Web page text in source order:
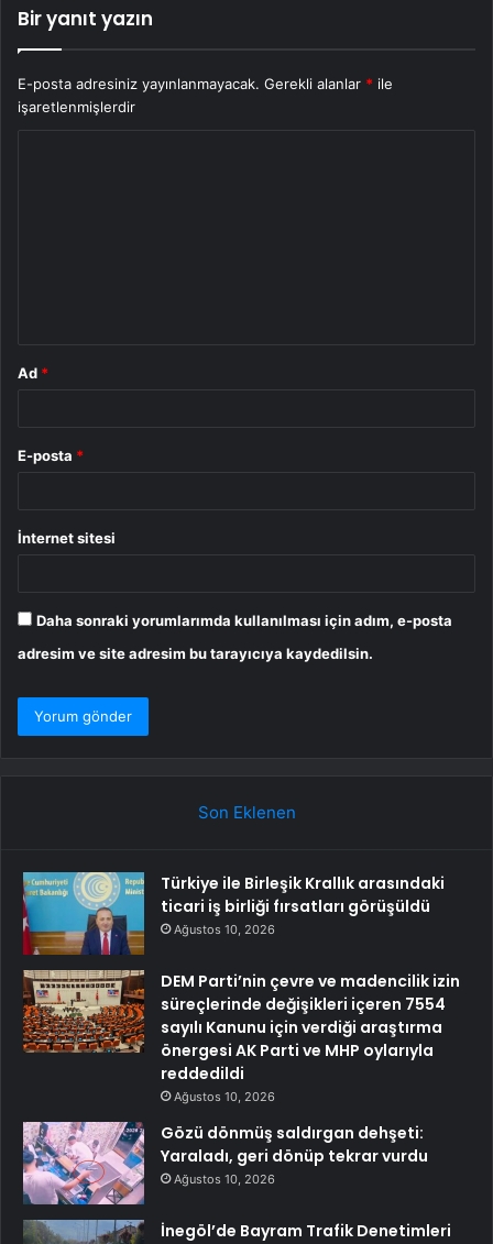
Bir yanıt yazın
E-posta adresiniz yayınlanmayacak. Gerekli alanlar * ile
işaretlenmişlerdir
Ad *
E-posta *
İnternet sitesi
Daha sonraki yorumlarımda kullanılması için adım, e-posta
adresim ve site adresim bu tarayıcıya kaydedilsin.
Son Eklenen
Türkiye ile Birleşik Krallık arasındaki
ticari iş birliği fırsatları görüşüldü
Ağustos 10, 2026
DEM Parti’nin çevre ve madencilik izin
süreçlerinde değişikleri içeren 7554
sayılı Kanunu için verdiği araştırma
önergesi AK Parti ve MHP oylarıyla
reddedildi
Ağustos 10, 2026
Gözü dönmüş saldırgan dehşeti:
Yaraladı, geri dönüp tekrar vurdu
Ağustos 10, 2026
İnegöl’de Bayram Trafik Denetimleri